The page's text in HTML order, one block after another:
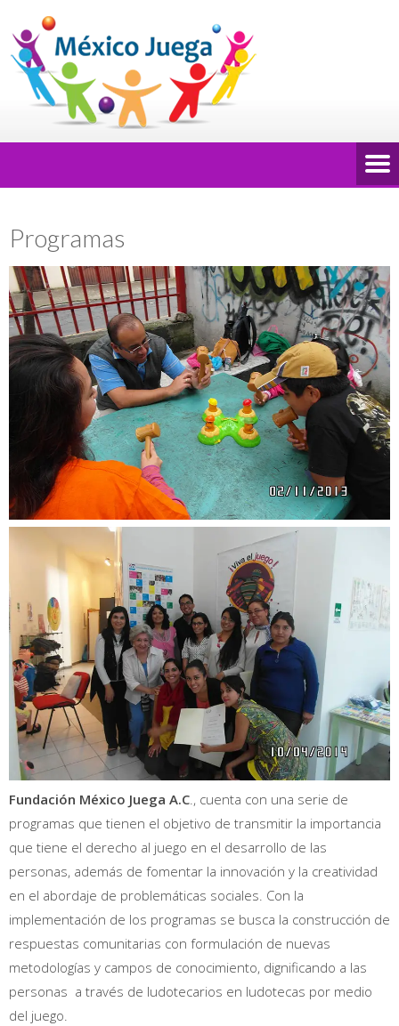
Programas
Fundación México Juega A.C., cuenta con una serie de
programas que tienen el objetivo de transmitir la importancia
que tiene el derecho al juego en el desarrollo de las
personas, además de fomentar la innovación y la creatividad
en el abordaje de problemáticas sociales. Con la
implementación de los programas se busca la construcción de
respuestas comunitarias con formulación de nuevas
metodologías y campos de conocimiento, dignificando a las
personas a través de ludotecarios en ludotecas por medio
del juego.